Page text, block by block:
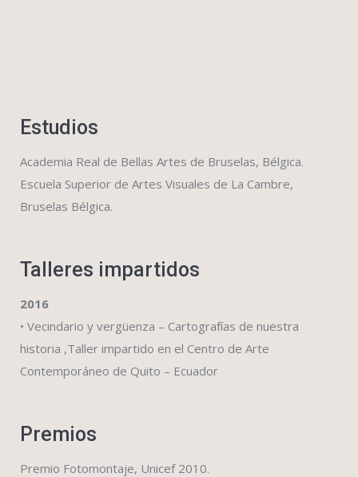
Estudios
Academia Real de Bellas Artes de Bruselas, Bélgica.
Escuela Superior de Artes Visuales de La Cambre,
Bruselas Bélgica.
Talleres impartidos
2016
• Vecindario y vergüenza – Cartografías de nuestra
historia ,Taller impartido en el Centro de Arte
Contemporáneo de Quito – Ecuador
Premios
Premio Fotomontaje, Unicef 2010.